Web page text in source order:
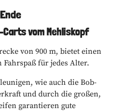
vom Mehliskopf
von 900 m, bietet einen
für jedes Alter.
wie auch die Bob-
und durch die großen,
garantieren gute